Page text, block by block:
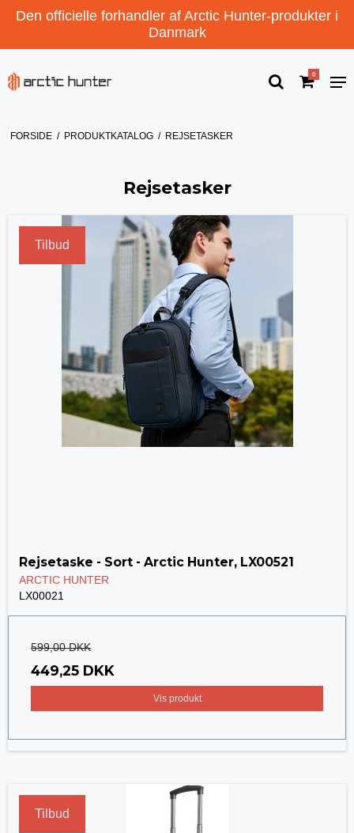
Den officielle forhandler af Arctic Hunter-produkter i
Danmark
0
FORSIDE / PRODUKTKATALOG / REJSETASKER
Rejsetasker
Tilbud
Rejsetaske - Sort - Arctic Hunter, LX00521
ARCTIC HUNTER
LX00021
599,00 DKK
449,25 DKK
Vis produkt
Tilbud